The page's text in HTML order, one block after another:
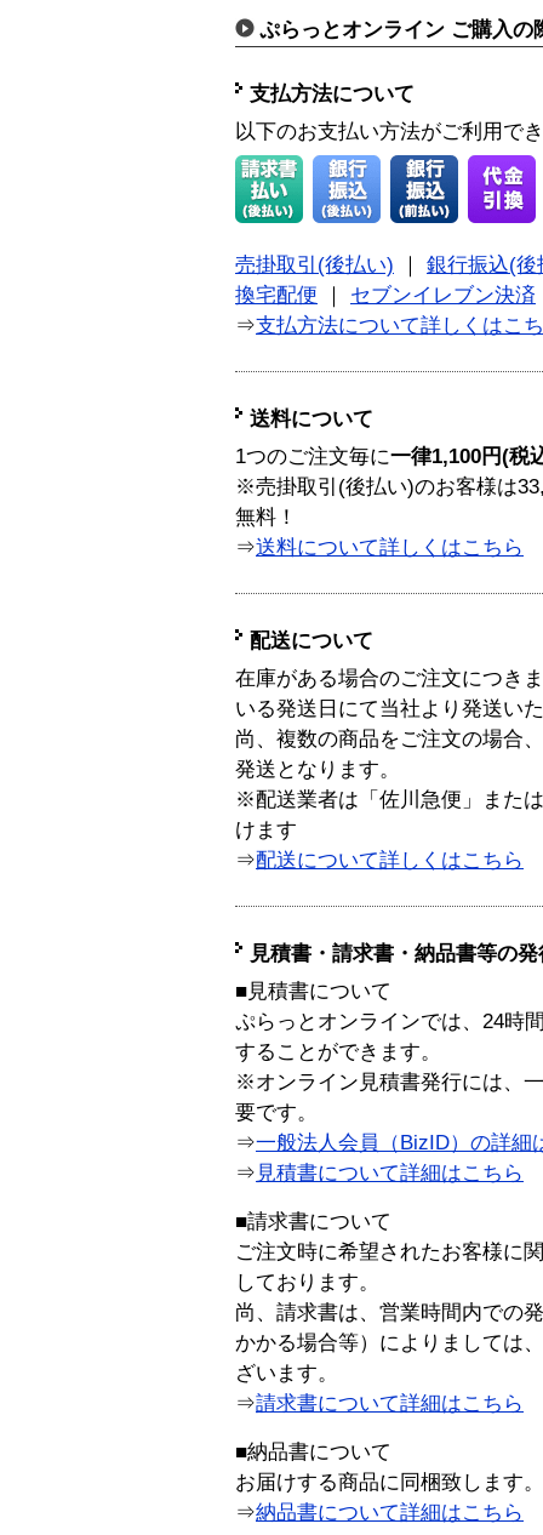
ぷらっとオンライン ご購入の
支払方法について
以下のお支払い方法がご利用で
売掛取引(後払い)
銀行振込(後
換宅配便
セブンイレブン決済
⇒支払方法について詳しくはこ
送料について
1つのご注文毎に一律1,100円(税
※売掛取引(後払い)のお客様は
無料！
⇒送料について詳しくはこちら
配送について
在庫がある場合のご注文につき
いる発送日にて当社より発送い
尚、複数の商品をご注文の場合
発送となります。
※配送業者は「佐川急便」また
けます
⇒配送について詳しくはこちら
見積書・請求書・納品書等の
■見積書について
ぷらっとオンラインでは、24時
することができます。
※オンライン見積書発行には、
要です。
⇒一般法人会員（BizID）の詳細
⇒ 見積書について詳細はこちら
■請求書について
ご注文時に希望されたお客様に
しております。
尚、請求書は、営業時間内での
かかる場合等）によりましては
ざいます。
⇒請求書について詳細はこちら
■納品書について
お届けする商品に同梱致します。
⇒納品書について詳細はこちら